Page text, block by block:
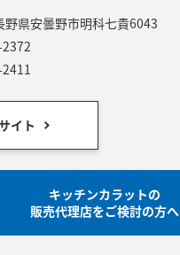
野県安曇野市明科七貴6043
イト
キッチンカラットの
販売代理店をご検討の方へ